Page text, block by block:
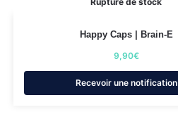
Happy Caps | Brain-E
9,90€
Recevoir une notification